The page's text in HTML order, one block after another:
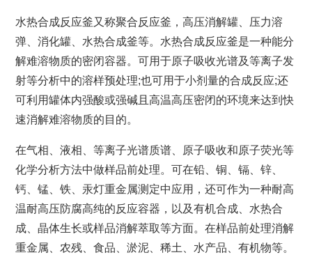
水热合成反应釜又称聚合反应釜，高压消解罐、压力溶
弹、消化罐、水热合成釜等。水热合成反应釜是一种能分
解难溶物质的密闭容器。可用于原子吸收光谱及等离子发
射等分析中的溶样预处理;也可用于小剂量的合成反应;还
可利用罐体内强酸或强碱且高温高压密闭的环境来达到快
速消解难溶物质的目的。
在气相、液相、等离子光谱质谱、原子吸收和原子荧光等
化学分析方法中做样品前处理。可在铅、铜、镉、锌、
钙、锰、铁、汞灯重金属测定中应用，还可作为一种耐高
温耐高压防腐高纯的反应容器，以及有机合成、水热合
成、晶体生长或样品消解萃取等方面。在样品前处理消解
重金属、农残、食品、淤泥、稀土、水产品、有机物等。